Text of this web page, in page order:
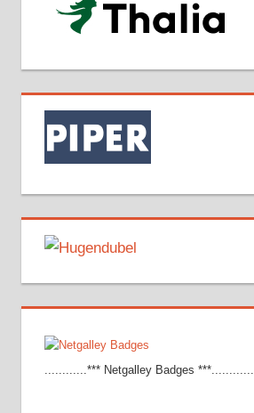
............*** Netgalley Badges ***............